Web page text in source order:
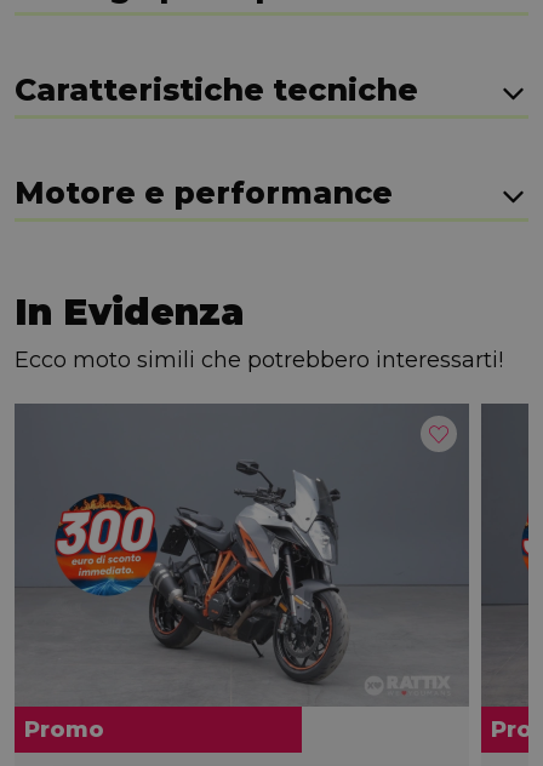
Caratteristiche tecniche
Motore e performance
In Evidenza
Ecco moto simili che potrebbero interessarti!
Promo